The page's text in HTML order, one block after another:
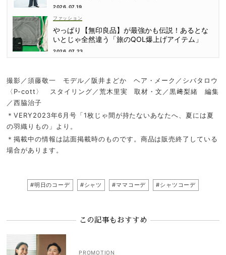
2026.07.19
ファッション
やっぱり【無印良品】が最強かも伝説！あるとな
いとじゃ全然違う「旅のQOL爆上げアイテム」
2026.07.23
撮影／須藤敬一 モデル／阪井まどか ヘア・メーク／シバタロウ
〈P-cott〉 スタイリング／荒木里実 取材・文／黒﨑梨緒 編集
／西脇治子
＊VERY2023年6月号「1枚じゃ間が持たないあなたへ、夏には夏
の羽織りもの」より。
＊掲載中の情報は誌面掲載時のものです。商品は販売終了している
場合があります。
#明日のコーデ #シャツ #ママコーデ #シャツコーデ
この記事もおすすめ